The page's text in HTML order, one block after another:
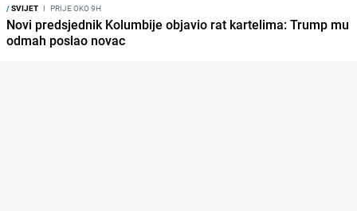
/SVIJET I PRIJE OKO 9H
Novi predsjednik Kolumbije objavio rat kartelima: Trump mu
odmah poslao novac